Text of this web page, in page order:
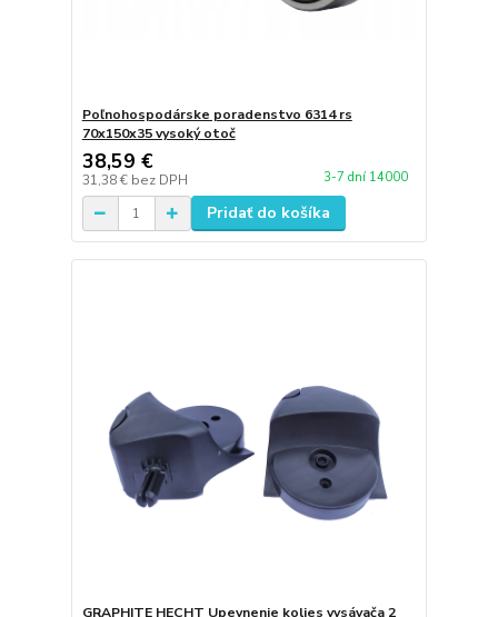
Poľnohospodárske poradenstvo 6314 rs
70x150x35 vysoký otoč
38,59 €
31,38 € bez DPH 3-7 dní 14000
Pridať do košíka
GRAPHITE HECHT Upevnenie kolies vysávača 2